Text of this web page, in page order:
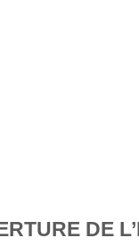
DE